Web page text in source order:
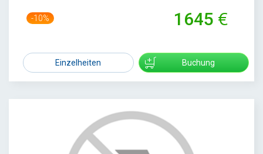
-10% 1645
Einzelheiten Buchung